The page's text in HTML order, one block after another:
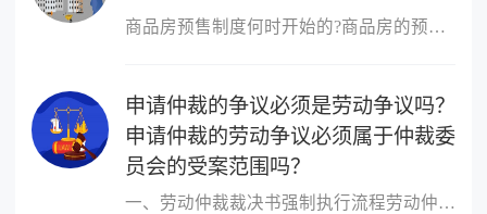
商品房预售制度何时开始的?商品房的预售制度是在1953年,由香港的霍
申请仲裁的争议必须是劳动争议吗？
申请仲裁的劳动争议必须属于仲裁委
员会的受案范围吗？
一、劳动仲裁裁决书强制执行流程劳动仲裁裁决书强制执行流程如下：1